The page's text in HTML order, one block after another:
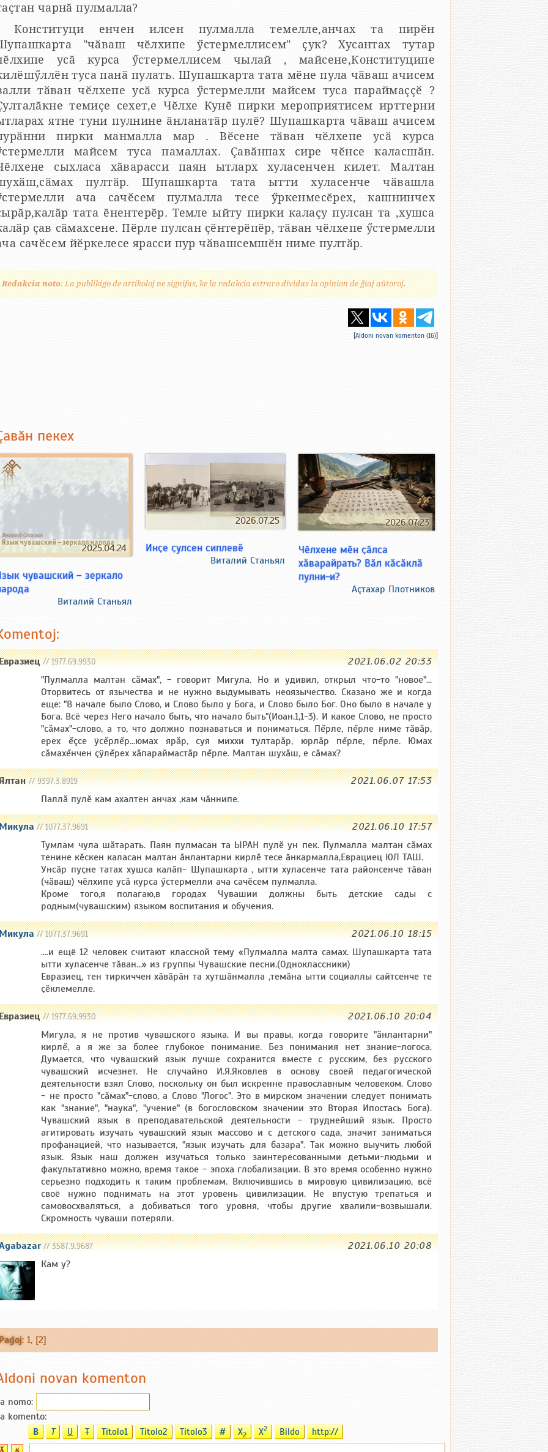
чарнӑ пулмалла?
Конституци енчен илсен пулмалла темелле,анчах та пирӗн
"чӑваш чӗлхипе ӳстермеллисем" ҫук? Хусантах тутар
усӑ курса ӳстермеллисем чылай , майсене,Конституципе
туса панӑ пулать. Шупашкарта тата мӗне пула чӑваш ачисем
тӑван чӗлхепе усӑ курса ӳстермелли майсем туса параймаҫҫӗ ?
темиҫе сехет,е Чӗлхе Кунӗ пирки мероприятисем ирттерни
ятне туни пулнине ӑнланатӑр пулӗ? Шупашкарта чӑваш ачисем
пирки манмалла мар . Вӗсене тӑван чӗлхепе усӑ курса
майсем туса памаллах. Ҫавӑнпах сире чӗнсе каласшӑн.
сыхласа хӑварасси паян ытларх хуласенчен килет. Малтан
пултӑр. Шупашкарта тата ытти хуласенче чӑвашла
ача сачӗсем пулмалла тесе ӳркенмесӗрех, кашнинчех
тата ӗнентерӗр. Темле ыйту пирки калаҫу пулсан та ,хушса
ҫав сӑмахсене. Пӗрле пулсан ҫӗнтерӗпӗр, тӑван чӗлхепе ӳстермелли
сачӗсем йӗркелесе ярасси пур чӑвашсемшӗн ниме пултӑр.
Redakcia noto: La publikigo de artikoloj ne signifas, ke la redakcia estraro dividas la opinion de ĝiaj aŭtoroj.
[Aldoni novan komenton (16)]
пекех
2025.04.24
чувашский – зеркало
Виталий Станьял
2026.07.25
Инҫе ҫулсен сиплевӗ
Виталий Станьял
2026.07.23
Чӗлхене мӗн ҫӑлса
хӑварайрать? Вӑл кӑсӑклӑ
пулни-и?
Аçтахар Плотников
// 1977.69.9930
2021.06.02 20:33
"Пулмалла малтан сăмах", - говорит Мигула. Но и удивил, открыл что-то "новое"...
Оторвитесь от язычества и не нужно выдумывать неоязычество. Сказано же и когда
еще: "В начале было Слово, и Слово было у Бога, и Слово было Бог. Оно было в начале у
Бога. Всё через Него начало быть, что начало быть"(Иоан.1,1-3). И какое Слово, не просто
"сăмах"-слово, а то, что должно познаваться и пониматься. Пĕрле, пĕрле ниме тăвăр,
ерех ĕçсе ÿсĕрлĕр...юмах ярăр, суя миххи тултарăр, юрлăр пĕрле, пĕрле. Юмах
сăмахĕнчен çÿлĕрех хăпараймастăр пĕрле. Малтан шухăш, е сăмах?
// 9397.3.8919
2021.06.07 17:53
Паллӑ пулӗ кам ахалтен анчах ,кам чӑннипе.
// 1077.37.9691
2021.06.10 17:57
Тумлам чула шӑтарать. Паян пулмасан та ЫРАН пулӗ ун пек. Пулмалла малтан сӑмах
тенине кӗскен каласан малтан ӑнлантарни кирлӗ тесе ӑнкармалла,Еврациец ЮЛ ТАШ.
Унсӑр пуҫне татах хушса калӑп- Шупашкарта , ытти хуласенче тата районсенче тӑван
(чӑваш) чӗлхипе усӑ курса ӳстермелли ача сачӗсем пулмалла.
Кроме того,я полагаю,в городах Чувашии должны быть детские сады с
родным(чувашским) языком воспитания и обучения.
// 1077.37.9691
2021.06.10 18:15
....и ещё 12 человек считают классной тему «Пулмалла малта самах. Шупашкарта тата
ытти хуласенче тӑван...» из группы Чувашские песни.(Одноклассники)
Евразиец, тен тиркиччен хӑвӑрӑн та хутшӑнмалла ,темӑна ытти социаллы сайтсенче те
ҫӗклемелле.
// 1977.69.9930
2021.06.10 20:04
Мигула, я не против чувашского языка. И вы правы, когда говорите "ăнлантарни"
кирлĕ, а я же за более глубокое понимание. Без понимания нет знание-логоса.
Думается, что чувашский язык лучше сохранится вместе с русским, без русского
чувашский исчезнет. Не случайно И.Я.Яковлев в основу своей педагогической
деятельности взял Слово, поскольку он был искренне православным человеком. Слово
- не просто "сăмах"-слово, а Слово "Логос". Это в мирском значении следует понимать
как "знание", "наука", "учение" (в богословском значении это Вторая Ипостась Бога).
Чувашский язык в преподавательской деятельности - труднейший язык. Просто
агитировать изучать чувашский язык массово и с детского сада, значит заниматься
профанацией, что называется, "язык изучать для базара". Так можно выучить любой
язык. Язык наш должен изучаться только заинтересованными детьми-людьми и
факультативно можно, время такое - эпоха глобализации. В это время особенно нужно
серьезно подходить к таким проблемам. Включившись в мировую цивилизацию, всё
своё нужно поднимать на этот уровень цивилизации. Не впустую трепаться и
самовосхваляться, а добиваться того уровня, чтобы другие хвалили-возвышали.
Скромность чуваши потеряли.
// 3587.9.9687
2021.06.10 20:08
Кам у?
: 1, [2]
novan komenton
nomo:
komento:
B T U T Titolo1 Titolo2 Titolo3 # X2 X2 Bildo http://